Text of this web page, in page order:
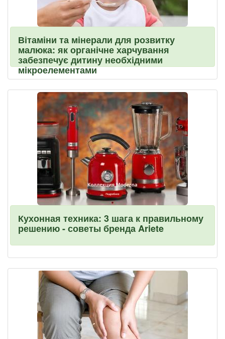
Вітаміни та мінерали для розвитку
малюка: як органічне харчування
забезпечує дитину необхідними
мікроелементами
Кухонная техника: 3 шага к правильному
решению - советы бренда Ariete